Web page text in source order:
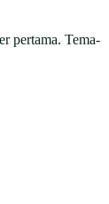
pertama. Tema-